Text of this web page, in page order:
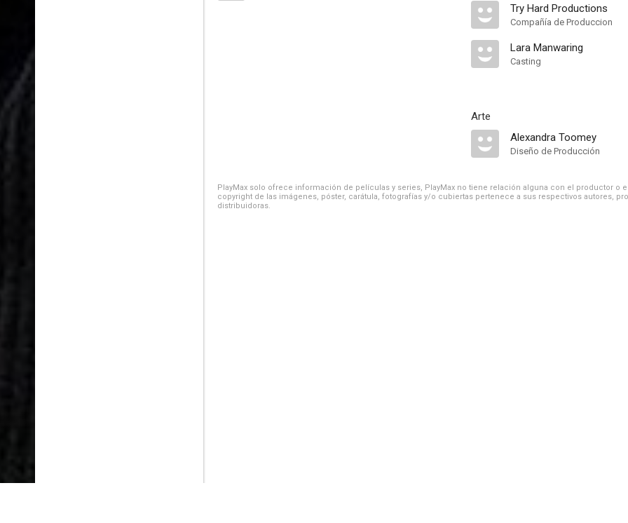
Try Hard Productions
Compañía de Produccion
Lara Manwaring
Casting
Arte
Alexandra Toomey
Diseño de Producción
PlayMax solo ofrece información de películas y series, PlayMax no tiene relación alguna con el productor o
copyright de las imágenes, póster, carátula, fotografías y/o cubiertas pertenece a sus respectivos autores,
distribuidoras.